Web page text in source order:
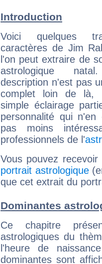
Introduction
Voici quelques
caractères de Jim
l'on peut extraire de
astrologique
description n'est pas
complet loin de là,
simple éclairage
personnalité qui n'en
pas moins
professionnels de l'
Vous pouvez
portrait astrologique
que cet extrait du
Dominantes
Ce chapitre
astrologiques du
l'heure de
dominantes sont